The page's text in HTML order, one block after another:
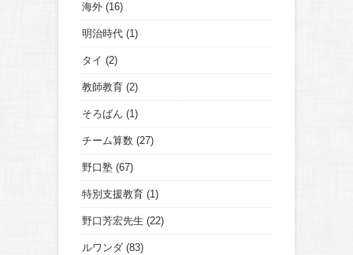
海外 (16)
明治時代 (1)
タイ (2)
教師教育 (2)
そろばん (1)
チーム算数 (27)
野口塾 (67)
特別支援教育 (1)
野口芳宏先生 (22)
ルワンダ (83)